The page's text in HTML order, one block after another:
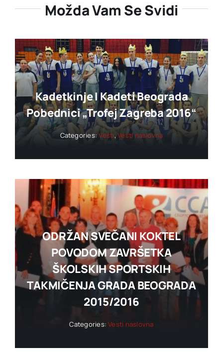
Možda Vam Se Svidi
Kadetkinje I Kadeti Beograda
Pobednici „trofej Zagreba 2016“
Categories:Vesti,Vesti naslovna
ODRŽAN SVEČANI KOKTEL
POVODOM ZAVRŠETKA
ŠKOLSKIH SPORTSKIH
TAKMIČENJA GRADA BEOGRADA
2015/2016
Categories:Vesti naslovna